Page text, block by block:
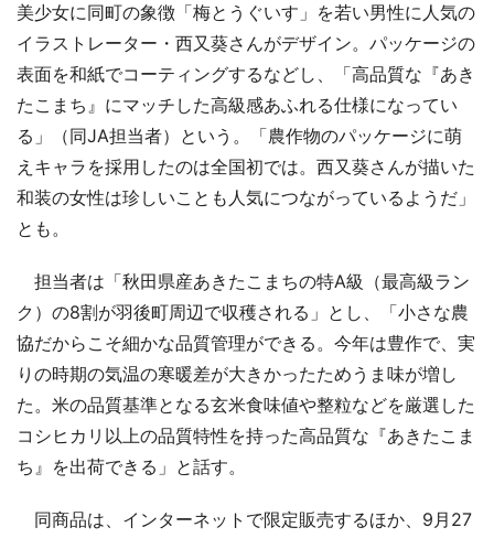
美少女に同町の象徴「梅とうぐいす」を若い男性に人気の
イラストレーター・西又葵さんがデザイン。パッケージの
表面を和紙でコーティングするなどし、「高品質な『あき
たこまち』にマッチした高級感あふれる仕様になってい
る」（同JA担当者）という。「農作物のパッケージに萌
えキャラを採用したのは全国初では。西又葵さんが描いた
和装の女性は珍しいことも人気につながっているようだ」
とも。
担当者は「秋田県産あきたこまちの特A級（最高級ラン
ク）の8割が羽後町周辺で収穫される」とし、「小さな農
協だからこそ細かな品質管理ができる。今年は豊作で、実
りの時期の気温の寒暖差が大きかったためうま味が増し
た。米の品質基準となる玄米食味値や整粒などを厳選した
コシヒカリ以上の品質特性を持った高品質な『あきたこま
ち』を出荷できる」と話す。
同商品は、インターネットで限定販売するほか、9月27